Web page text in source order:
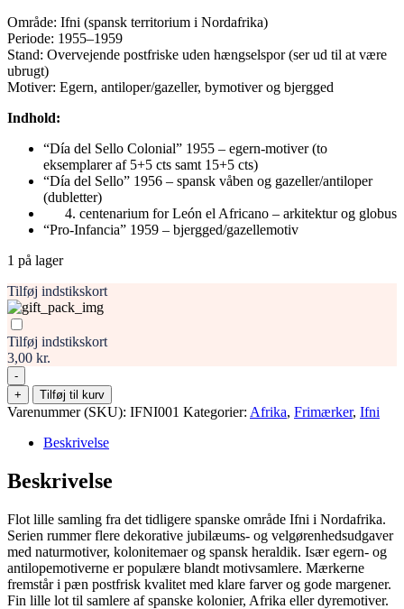
Område: Ifni (spansk territorium i Nordafrika)
Periode: 1955–1959
Stand: Overvejende postfriske uden hængselspor (ser ud til at være
ubrugt)
Motiver: Egern, antiloper/gazeller, bymotiver og bjergged
Indhold:
“Día del Sello Colonial” 1955 – egern-motiver (to
eksemplarer af 5+5 cts samt 15+5 cts)
“Día del Sello” 1956 – spansk våben og gazeller/antiloper
(dubletter)
centenarium for León el Africano – arkitektur og globus
“Pro-Infancia” 1959 – bjergged/gazellemotiv
1 på lager
Tilføj indstikskort
Tilføj indstikskort
3,00 kr.
-
Ifni
–
koloniale
velgørenhedsudgaver
antal
+ Tilføj til kurv
Varenummer (SKU): IFNI001 Kategorier: Afrika, Frimærker, Ifni
Beskrivelse
Beskrivelse
Flot lille samling fra det tidligere spanske område Ifni i Nordafrika.
Serien rummer flere dekorative jubilæums- og velgørenhedsudgaver
med naturmotiver, kolonitemaer og spansk heraldik. Især egern- og
antilopemotiverne er populære blandt motivsamlere. Mærkerne
fremstår i pæn postfrisk kvalitet med klare farver og gode margener.
Fin lille lot til samlere af spanske kolonier, Afrika eller dyremotiver.